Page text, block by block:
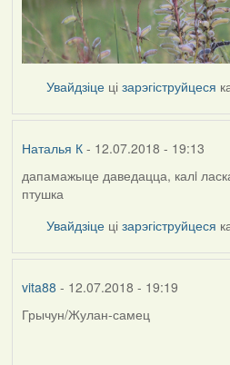
Увайдзіце цізарэгіструйцеся
Наталья К- 12.07.2018 - 19:13
дапамажыце даведацца, калi
птушка
Увайдзіце цізарэгіструйцеся
vita88 - 12.07.2018 - 19:19
Грычун/Жулан-самец